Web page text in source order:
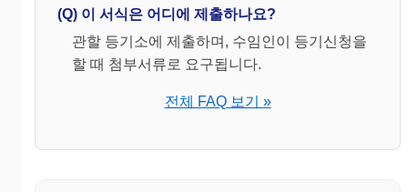
위임받은 자의 성명과 주소를 기재합니다.
⑦위임한 날짜를 기재합니다.
변호사나 법무사가 아닌 일반인은 보수와 관계없
을 할 수 없습니다. 따라서, 신청인이 업(業)(계
(Q) 이 서식은 어디에 제출하나요?
관할 등기소에 제출하며, 수임인이 등기신청을
할 때 첨부서류로 요구됩니다.
전체 FAQ 보기 »